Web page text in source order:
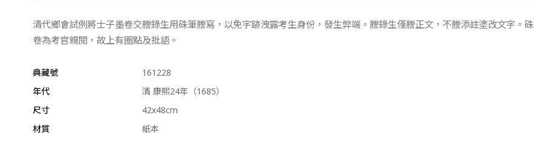
清代鄉會試例將士子墨卷交謄錄生用硃筆謄寫，以免字跡洩露考生身份，發生弊端。謄錄生僅謄正文，不謄添註塗改文字。硃
卷為考官親閱，故上有圈點及批語。
典藏號
161228
年代
清 康熙24年（1685）
尺寸
42x48cm
材質
紙本